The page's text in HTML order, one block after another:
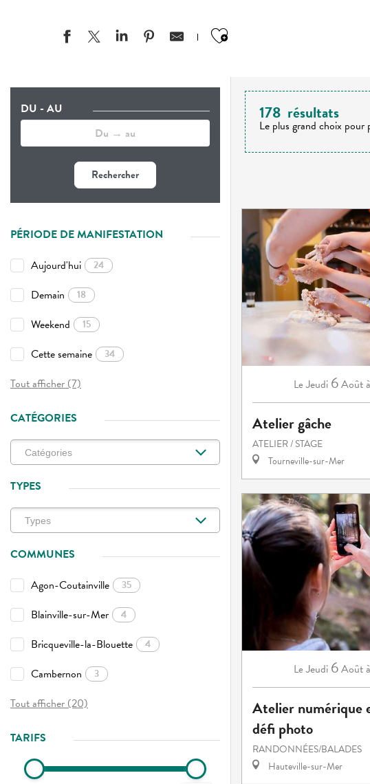
Ajouter aux favoris
DU - AU
Rechercher
PÉRIODE DE MANIFESTATION
Aujourd'hui
24
Demain 18
Weekend 15
Cette semaine 34
Tout afficher (7)
CATÉGORIES
TYPES
COMMUNES
Agon-Coutainville
35
Blainville-sur-Mer 4
Bricqueville-la-Blouette 4
Cambernon 3
Tout afficher (20)
TARIFS
178 résultats
Le plus grand choix pour
LeJeudi 6Août
Atelier gâche
ATELIER / STAGE
Tourneville-sur-Mer
LeJeudi 6Août
Atelier numérique
défi photo
RANDONNÉES/BALADES
Hauteville-sur-Mer